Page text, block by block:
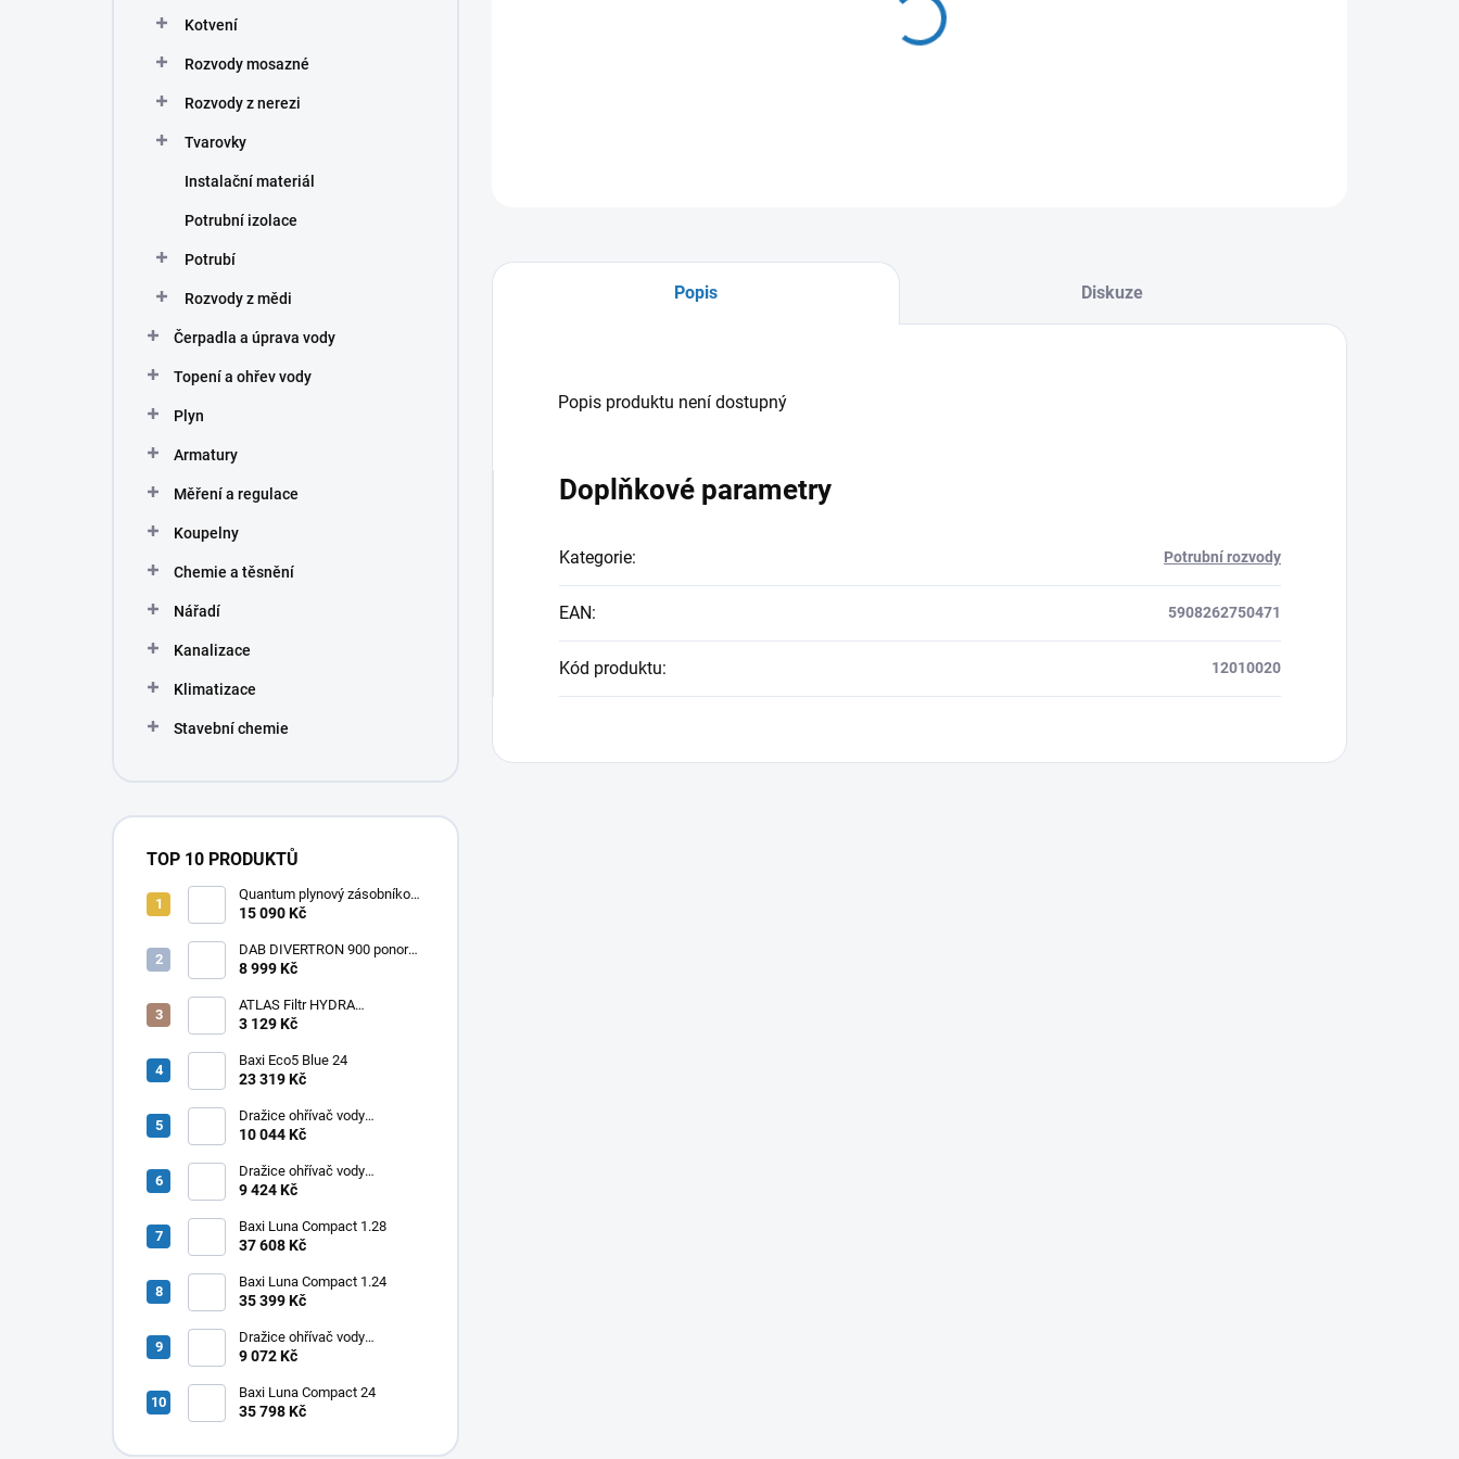
Kotvení
Rozvody mosazné
Rozvody z nerezi
Tvarovky
Instalační materiál
Potrubní izolace
Potrubí
Rozvody z mědi
Čerpadla a úprava vody
Topení a ohřev vody
Plyn
Armatury
Měření a regulace
Koupelny
Chemie a těsnění
Nářadí
Kanalizace
Klimatizace
Stavební chemie
TOP 10 PRODUKTŮ
Quantum plynový zásobníkový
ohřívač Q7 EU 30 NORS/E 115l
15 090 Kč
DAB DIVERTRON 900 ponorné
6" čerpadlo do vrtů a studní
8 999 Kč
ATLAS Filtr HYDRA
RAINMASTER TRIO RSH 1" +
3 129 Kč
Baxi Eco5 Blue 24
23 319 Kč
Dražice ohřívač vody
elektrický svislý OKHE ONE/E
10 044 Kč
Dražice ohřívač vody
elektrický svislý OKHE ONE/E
9 424 Kč
Baxi Luna Compact 1.28
37 608 Kč
Baxi Luna Compact 1.24
35 399 Kč
Dražice ohřívač vody
elektrický svislý OKHE ONE/E
9 072 Kč
Baxi Luna Compact 24
35 798 Kč
11.8.2026
MOŽNOSTI DORUČENÍ
Popis Diskuze
Popis produktu není dostupný
Doplňkové parametry
Kategorie: Potrubní rozvody
EAN: 5908262750471
Kód produktu: 12010020